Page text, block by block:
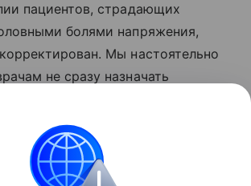
пациентов, страдающих
болями напряжения,
Мы настоятельно
не сразу назначать
сна пациентов, а также
ли они
- прокомментировала Елена